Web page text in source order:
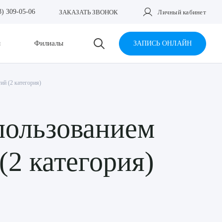
309-05-06 ЗАКАЗАТЬ ЗВОНОК Личный кабинет
Филиалы ЗАПИСЬ ОНЛАЙН
(2 категория)
категория)